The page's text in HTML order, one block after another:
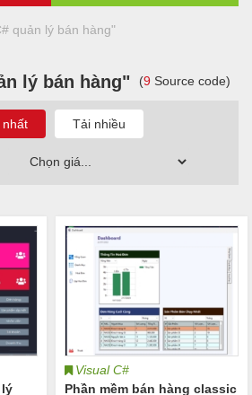
quản lý bán hàng"
lý bán hàng" (9 Source code)
lý
Visual C#
Phần mềm bán hàng classic